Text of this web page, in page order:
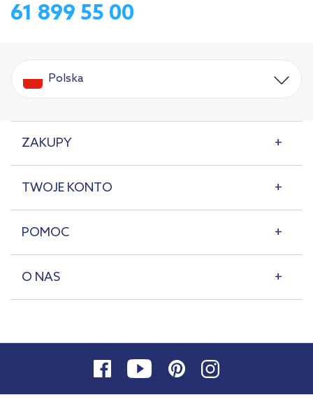
61 899 55 00
Polska
ZAKUPY
TWOJE KONTO
POMOC
O NAS